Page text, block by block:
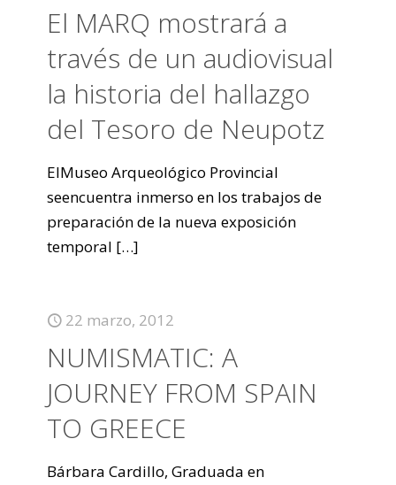
El MARQ mostrará a
través de un audiovisual
la historia del hallazgo
del Tesoro de Neupotz
ElMuseo Arqueológico Provincial
seencuentra inmerso en los trabajos de
preparación de la nueva exposición
temporal […]
22 marzo, 2012
NUMISMATIC: A
JOURNEY FROM SPAIN
TO GREECE
Bárbara Cardillo, Graduada en